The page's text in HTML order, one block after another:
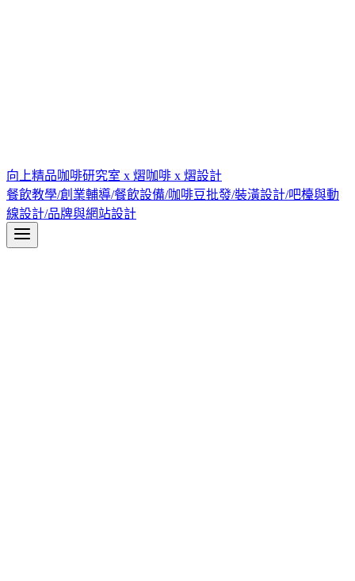
向上精品咖啡研究室 x 熠咖啡 x 熠設計
餐飲教學/創業輔導/餐飲設備/咖啡豆批發/裝潢設計/吧檯與動
線設計/品牌與網站設計